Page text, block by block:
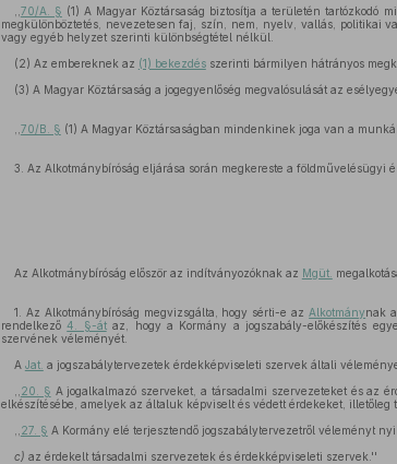
70/A. § (1) A Magyar Köztársaság biztosítja a területén tartózkodó
megkülönböztetés, nevezetesen faj, szín, nem, nyelv, vallás, politikai
vagy egyéb helyzet szerinti különbségtétel nélkül.
(2) Az embereknek az (1) bekezdésszerinti bármilyen hátrányos
(3) A Magyar Köztársaság a jogegyenlőség megvalósulását az
70/B. § (1) A Magyar Köztársaságban mindenkinek joga van a
3. Az Alkotmánybíróság eljárása során megkereste a
Az Alkotmánybíróság először az indítványozóknak az Mgüt.
1. Az Alkotmánybíróság megvizsgálta, hogy sérti-e az Alkotmánynak
rendelkező4. §-átaz, hogy a Kormány a jogszabály-előkészítés
szervének véleményét.
A Jat. a jogszabálytervezetek érdekképviseleti szervek általi
20. § A jogalkalmazó szerveket, a társadalmi szervezeteket és az
elkészítésébe, amelyek az általuk képviselt és védett érdekeket, illetőleg
27. § A Kormány elé terjesztendő jogszabálytervezetről véleményt
c) az érdekelt társadalmi szervezetek és érdekképviseleti szervek.''